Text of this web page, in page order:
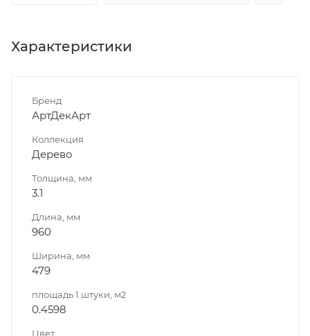
Характеристики
Бренд
АртДекАрт
Коллекция
Дерево
Толщина, мм
3.1
Длина, мм
960
Ширина, мм
479
площадь 1 штуки, м2
0.4598
Цвет